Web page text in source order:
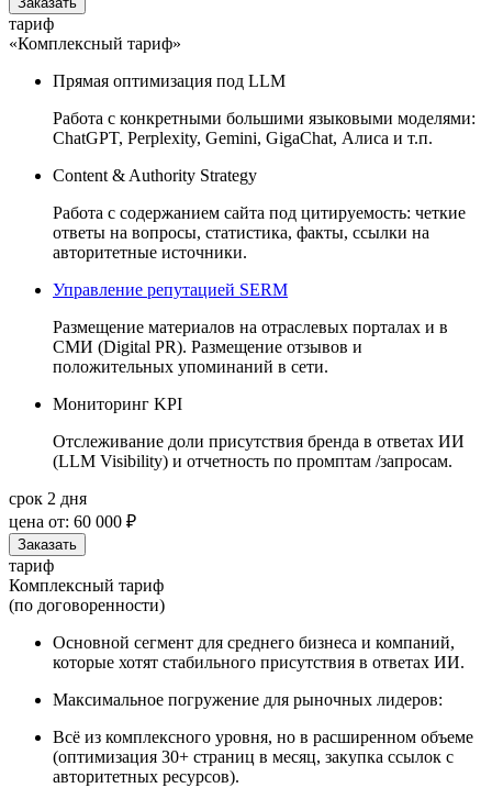
тариф
«Комплексный тариф»
Прямая оптимизация под LLM
Работа с конкретными большими языковыми моделями:
ChatGPT, Perplexity, Gemini, GigaChat, Алиса и т.п.
Content & Authority Strategy
Работа с содержанием сайта под цитируемость: четкие
ответы на вопросы, статистика, факты, ссылки на
авторитетные источники.
Управление репутацией SERM
Размещение материалов на отраслевых порталах и в
СМИ (Digital PR). Размещение отзывов и
положительных упоминаний в сети.
Мониторинг KPI
Отслеживание доли присутствия бренда в ответах ИИ
(LLM Visibility) и отчетность по промптам /запросам.
срок 2 дня
цена от: 60 000 ₽
Заказать
тариф
Комплексный тариф
(по договоренности)
Основной сегмент для среднего бизнеса и компаний,
которые хотят стабильного присутствия в ответах ИИ.
Максимальное погружение для рыночных лидеров:
Всё из комплексного уровня, но в расширенном объеме
(оптимизация 30+ страниц в месяц, закупка ссылок с
авторитетных ресурсов).